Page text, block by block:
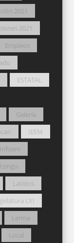
2021
2021
Empleos
ESTATAL
Galería
IEEM
Infoem
Latidos
LXI
Lerma
Local